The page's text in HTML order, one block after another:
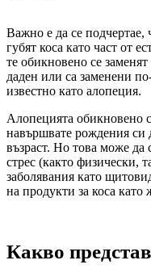
Важно е да се подчертае,
губят коса като част от
те обикновено се
даден или са заменени
известно като алопеция.
Алопецията обикновено
навършвате рождения си
възраст. Но това може да
стрес (както физически,
заболявания като
на продукти за коса като
Какво